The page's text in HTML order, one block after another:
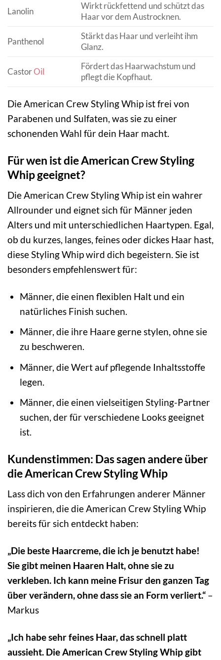
Lanolin
Wirkt rückfettend und schützt das
Haar vor dem Austrocknen.
Panthenol
Stärkt das Haar und verleiht ihm
Glanz.
CastorOil
Fördert das Haarwachstum und
pflegt die Kopfhaut.
Die American Crew Styling Whip ist frei von
Parabenen und Sulfaten, was sie zu einer
schonenden Wahl für dein Haar macht.
Für wen ist die American Crew Styling
Whip geeignet?
Die American Crew Styling Whip ist ein wahrer
Allrounder und eignet sich für Männer jeden
Alters und mit unterschiedlichen Haartypen. Egal,
ob du kurzes, langes, feines oder dickes Haar hast,
diese Styling Whip wird dich begeistern. Sie ist
besonders empfehlenswert für:
Männer, die einen flexiblen Halt und ein
natürliches Finish suchen.
Männer, die ihre Haare gerne stylen, ohne sie
zu beschweren.
Männer, die Wert auf pflegende Inhaltsstoffe
legen.
Männer, die einen vielseitigen Styling-Partner
suchen, der für verschiedene Looks geeignet
ist.
Kundenstimmen: Das sagen andere über
die American Crew Styling Whip
Lass dich von den Erfahrungen anderer Männer
inspirieren, die die American Crew Styling Whip
bereits für sich entdeckt haben:
„Die beste Haarcreme, die ich je benutzt habe!
Sie gibt meinen Haaren Halt, ohne sie zu
verkleben. Ich kann meine Frisur den ganzen Tag
über verändern, ohne dass sie an Form verliert.“ –
Markus
„Ich habe sehr feines Haar, das schnell platt
aussieht. Die American Crew Styling Whip gibt